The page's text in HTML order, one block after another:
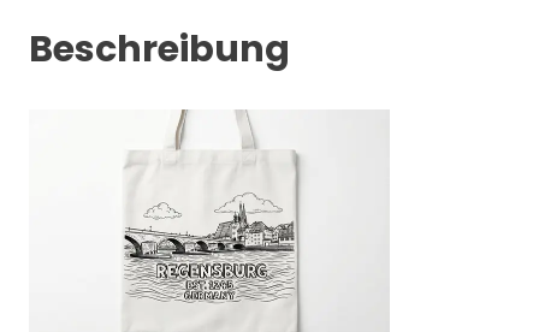
Beschreibung